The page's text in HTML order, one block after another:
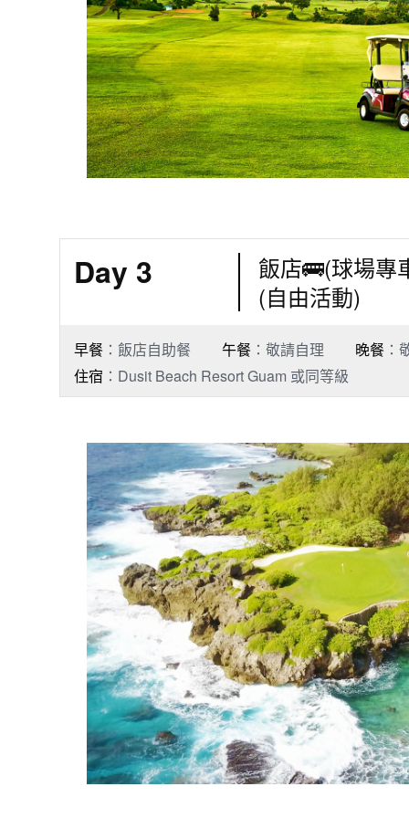
Day 3
飯店🚌(球場專
(自由活動)
早餐 ：飯店自助餐 午餐 ：敬請自理 晚餐 ：
住宿 ：Dusit Beach Resort Guam 或同等級